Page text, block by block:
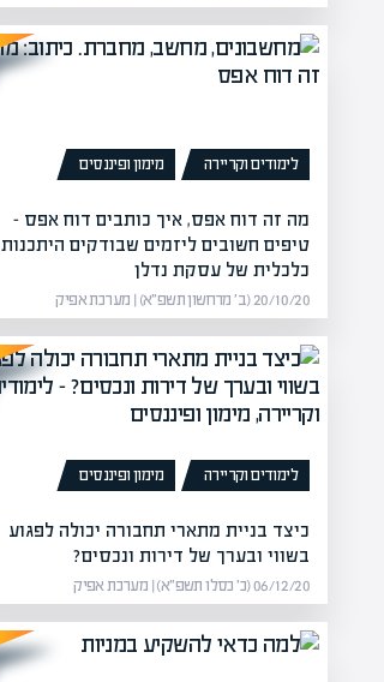
לימודים וקריירה מימון ופיננסים
מה זה דוח אפס, איך כותבים דוח אפס –
טיפים חשובים ליזמים שבודקים היתכנות
כלכלית של עסקת נדלן
20/10/20 (ב׳ מרחשון תשפ״א) | מערכת אפיק
לימודים וקריירה מימון ופיננסים
כיצד בניית מתארי תחבורה יכולה לפגוע
בשווי ובערך של דירות ונכסים?
06/12/20 (כ׳ כסלו תשפ״א) | מערכת אפיק